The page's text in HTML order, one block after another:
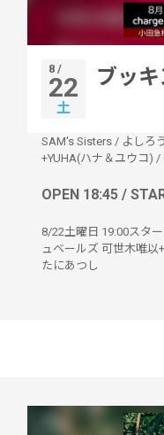
8 /
22
土
ブッ
SAM's Sisters / よしろ
+YUHA(ハナ＆ユウコ) /
OPEN 18:45 /
8/22土曜日 19:00スタ
ュベールズ 可世木唯以
たにあつし